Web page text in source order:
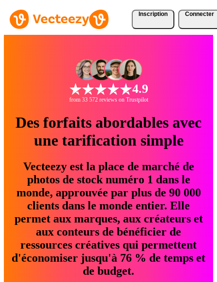
Inscription Connecter
4.9
from 33 572 reviews on Trustpilot
Des forfaits abordables avec
une tarification simple
Vecteezy est la place de marché de
photos de stock numéro 1 dans le
monde, approuvée par plus de 90 000
clients dans le monde entier. Elle
permet aux marques, aux créateurs et
aux conteurs de bénéficier de
ressources créatives qui permettent
d'économiser jusqu'à 76 % de temps et
de budget.